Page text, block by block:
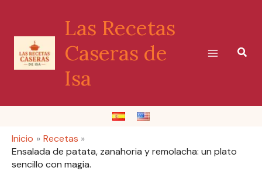
contenido
Las Recetas
Caseras de
Isa
Inicio
Recetas
Ensalada de patata, zanahoria y remolacha: un plato
sencillo con magia.